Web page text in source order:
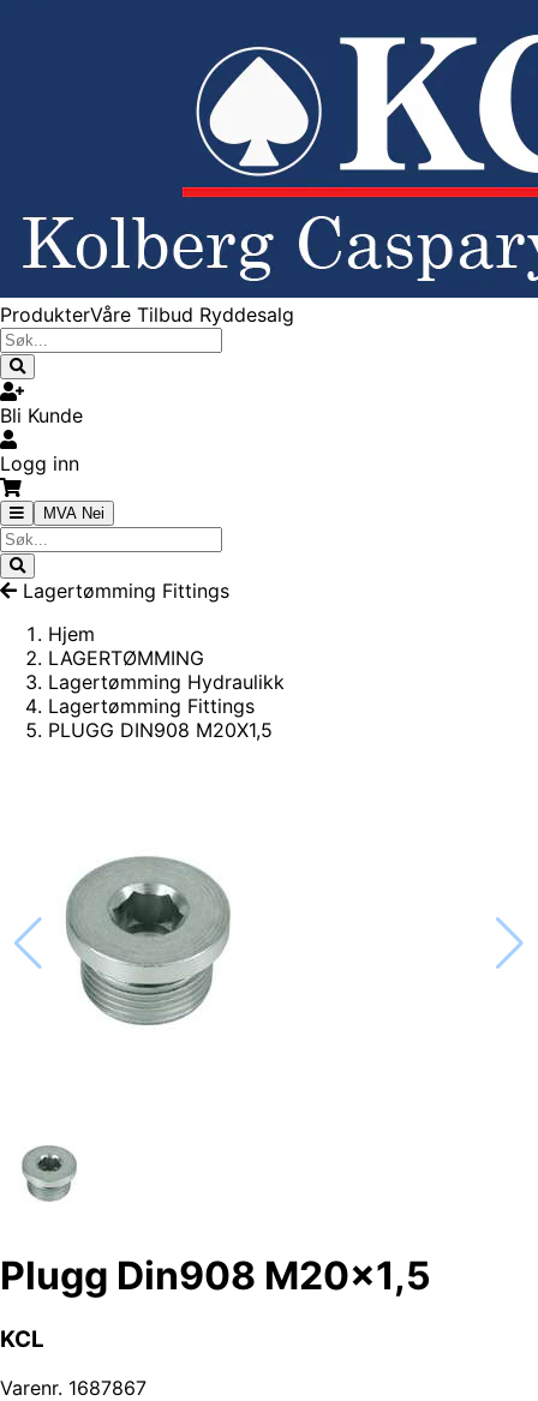
ProdukterVåre Tilbud Ryddesalg
Bli Kunde
Logg inn
MVA Nei
Lagertømming Fittings
Hjem
LAGERTØMMING
Lagertømming Hydraulikk
Lagertømming Fittings
PLUGG DIN908 M20X1,5
Plugg Din908 M20x1,5
KCL
Varenr. 1687867